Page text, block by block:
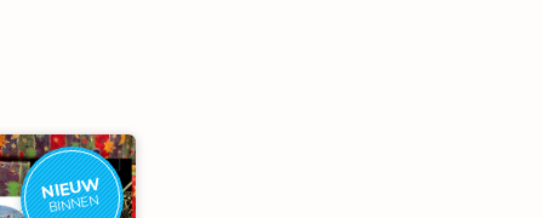
NIEUW
BINNEN